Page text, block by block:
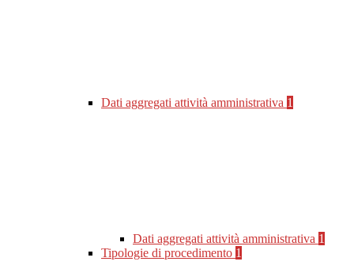
Dati aggregati attività amministrativa 1
Dati aggregati attività amministrativa 1
Tipologie di procedimento 1